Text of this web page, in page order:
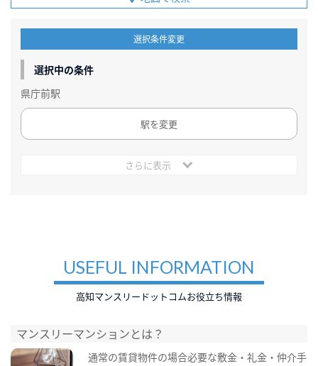
選択条件変更
選択中の条件
県庁前駅
駅を変更
さらに表示
USEFUL INFORMATION
高知マンスリードットコムお役立ち情報
マンスリーマンションとは？
通常の賃貸物件の場合必要な敷金・礼金・仲介手